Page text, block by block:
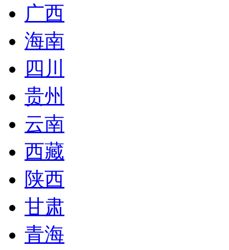
广西
海南
四川
贵州
云南
西藏
陕西
甘肃
青海